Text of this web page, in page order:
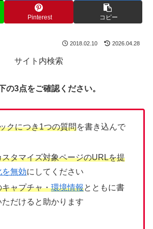
Pinterest コピー
2018.02.10 2026.04.28
サイト内検索
の3点をご確認ください。
クにつき1つの質問を書き込んで
タマイズ対象ページのURLを提
を無効にしてください
ャプチャ・環境情報とともに書
ただけると助かります